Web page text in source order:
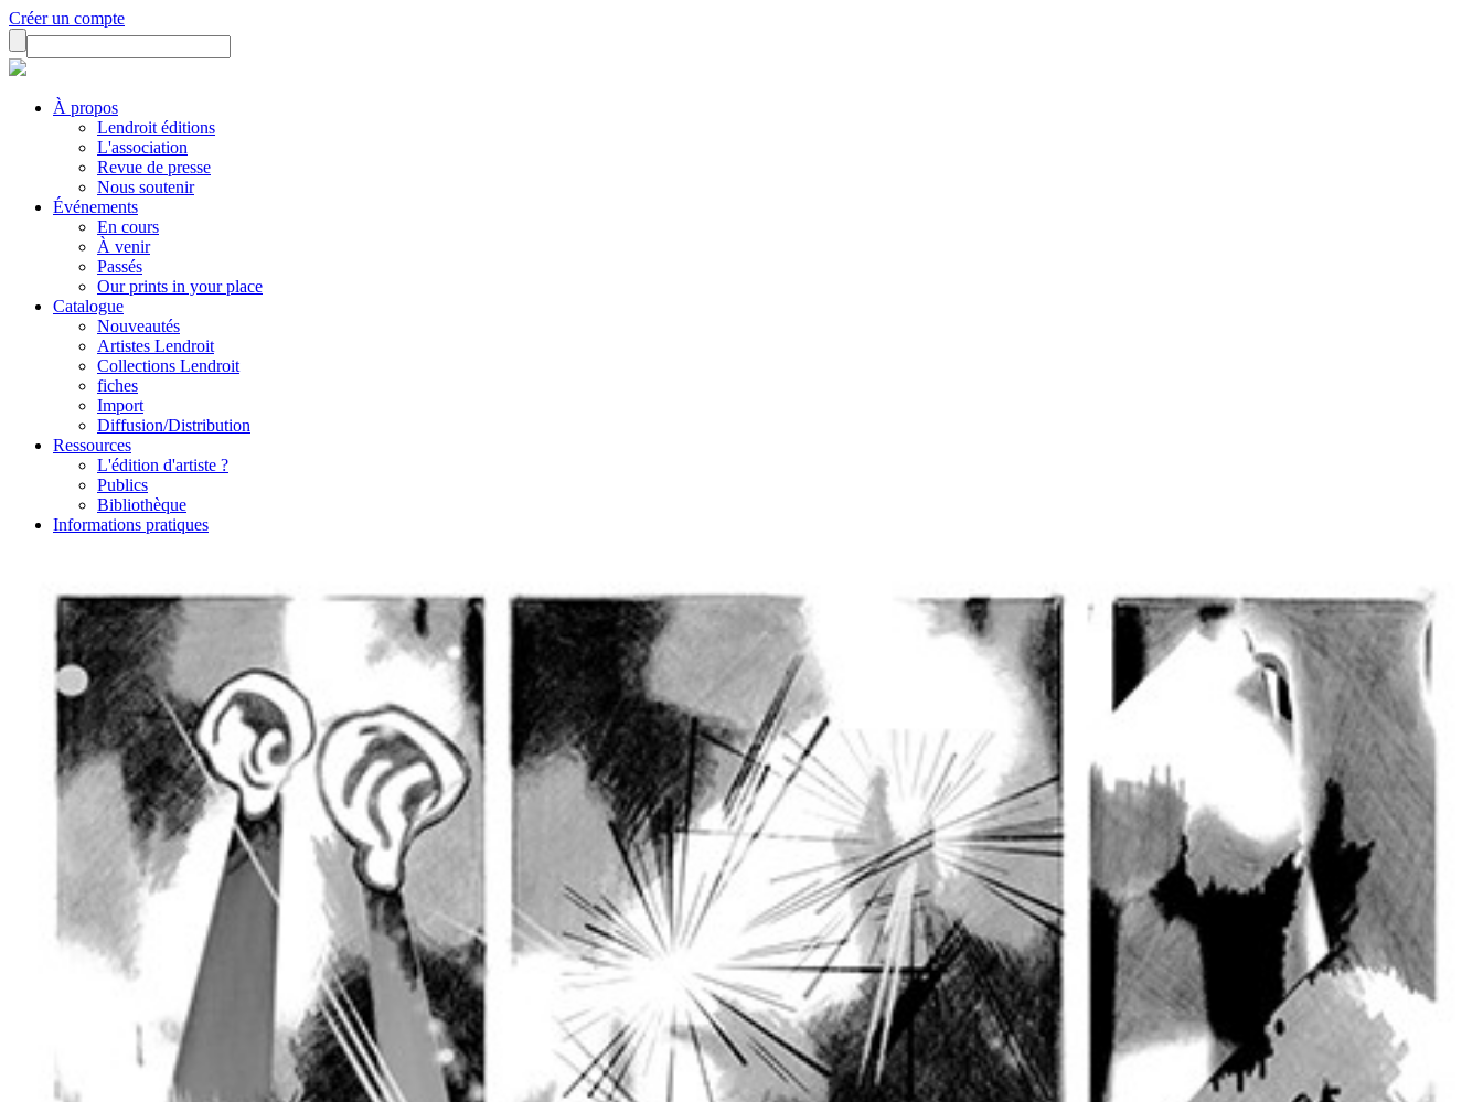
Créer un compte
À propos
Lendroit éditions
L'association
Revue de presse
Nous soutenir
Événements
En cours
À venir
Passés
Our prints in your place
Catalogue
Nouveautés
Artistes Lendroit
Collections Lendroit
fiches
Import
Diffusion/Distribution
Ressources
L'édition d'artiste ?
Publics
Bibliothèque
Informations pratiques